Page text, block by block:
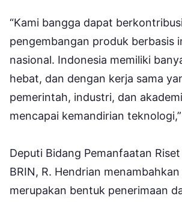
“Kami bangga dapat
pengembangan produk berbasis
nasional. Indonesia memiliki
hebat, dan dengan kerja sama
pemerintah, industri, dan
mencapai kemandirian
Deputi Bidang Pemanfaatan
BRIN, R. Hendrian
merupakan bentuk penerimaan